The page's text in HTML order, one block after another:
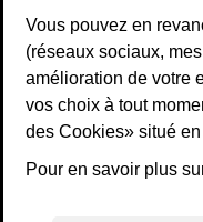
Vous pouvez en
(réseaux sociaux,
amélioration de votre
vos choix à tout
des Cookies» situé
Pour en savoir plus